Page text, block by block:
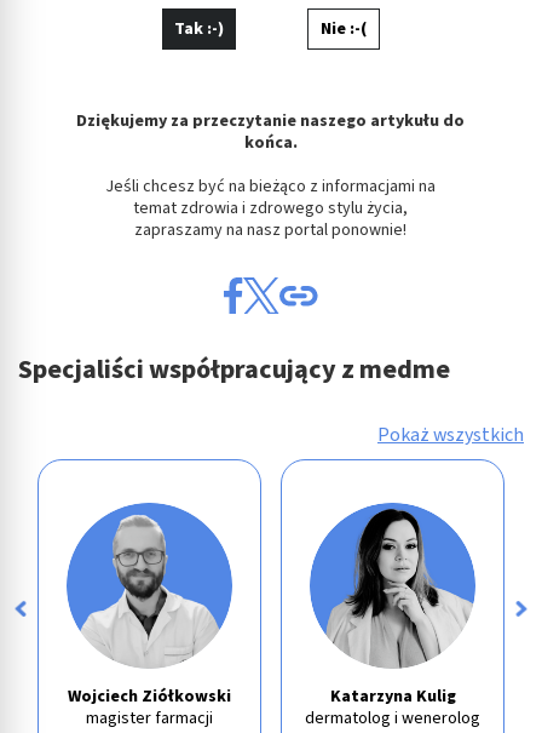
Tak :-) Nie :-(
Dziękujemy za przeczytanie naszego artykułu do
końca.
Jeśli chcesz być na bieżąco z informacjami na
temat zdrowia i zdrowego stylu życia,
zapraszamy na nasz portal ponownie!
Specjaliści współpracujący z medme
Pokaż wszystkich
Wojciech Ziółkowski
magister farmacji
Katarzyna Kulig
dermatolog i wenerolog